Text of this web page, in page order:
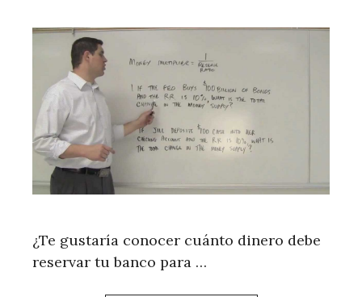
¿Te gustaría conocer cuánto dinero debe
reservar tu banco para …